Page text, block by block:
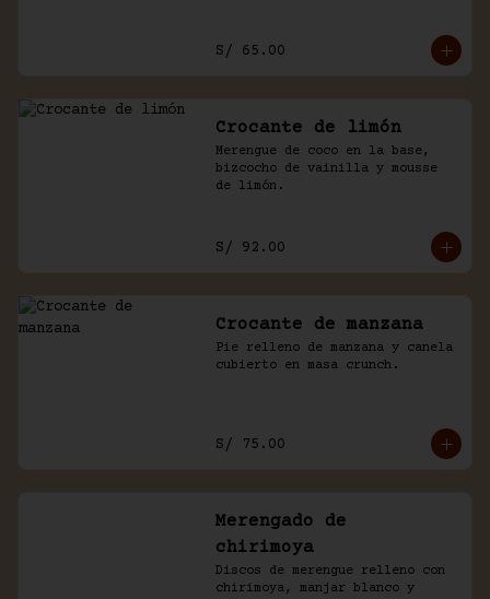
S/ 65.00
Crocante de limón
Merengue de coco en la base,
bizcocho de vainilla y mousse
de limón.
S/ 92.00
Crocante de manzana
Pie relleno de manzana y canela
cubierto en masa crunch.
S/ 75.00
Merengado de
chirimoya
Discos de merengue relleno con
chirimoya, manjar blanco y